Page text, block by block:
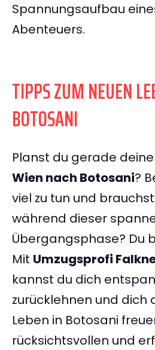
Spannungsaufbau
Abenteuers.
TIPPS ZUM NEUEN
BOTOSANI
Planst du gerade
Wien nach Botosani?
viel zu tun und
während dieser
Übergangsphase? Du
Mit Umzugsprofi
kannst du dich
zurücklehnen und dich
Leben in Botosani
rücksichtsvollen und